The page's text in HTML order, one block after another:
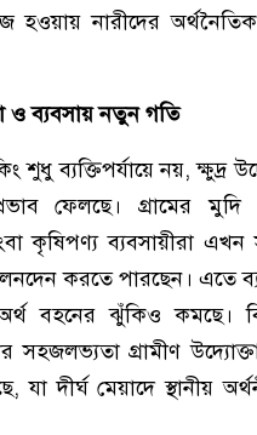
হওয়ায় নারীদের
ও ব্যবসায় নতুন গতি
শুধু ব্যক্তিপর্যায়ে নয়, ক্ষুদ্র
ফেলছে। গ্রামের মুদি
কৃষিপণ্য ব্যবসায়ীরা
করতে পারছেন। এতে
বহনের ঝুঁকিও কমছে।
সহজলভ্যতা গ্রামীণ
যা দীর্ঘ মেয়াদে স্থানীয়